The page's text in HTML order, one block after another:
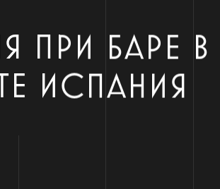
ПРИ БАРЕ
ИСПАНИЯ